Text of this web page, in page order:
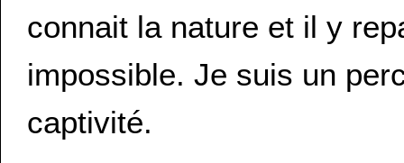
connait la nature et il y
impossible. Je suis un
captivité.